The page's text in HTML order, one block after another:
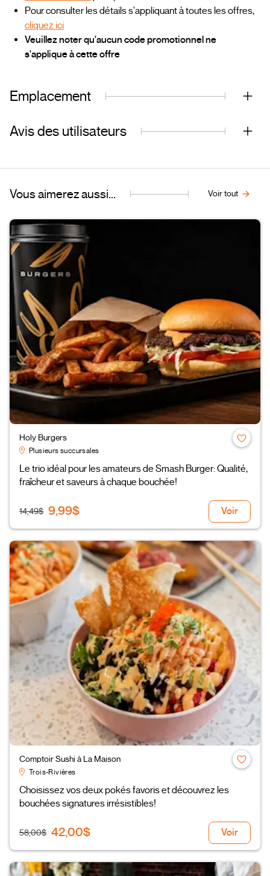
Pour consulter les détails s'appliquant à toutes les offres,
cliquez ici
Veuillez noter qu'aucun code promotionnel ne
s'applique à cette offre
Emplacement
Avis des utilisateurs
Vous aimerez aussi... Voir tout
Holy Burgers
Plusieurs succursales
Le trio idéal pour les amateurs de Smash Burger: Qualité,
fraîcheur et saveurs à chaque bouchée!
14,49$ 9,99$ Voir
Comptoir Sushi à La Maison
Trois-Rivières
Choisissez vos deux pokés favoris et découvrez les
bouchées signatures irrésistibles!
58,00$ 42,00$ Voir